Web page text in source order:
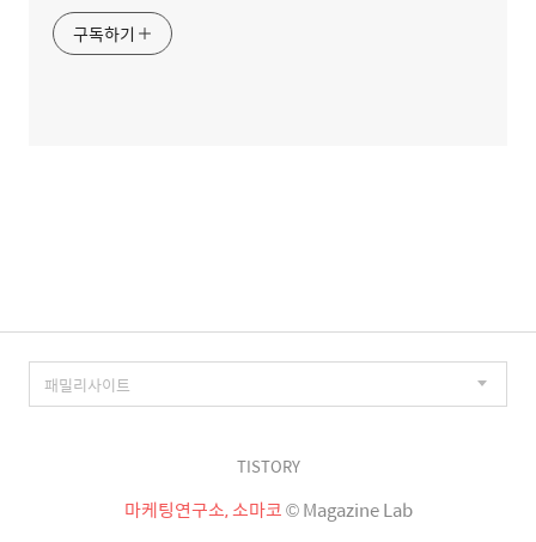
구독하기
TISTORY
마케팅연구소, 소마코© Magazine Lab